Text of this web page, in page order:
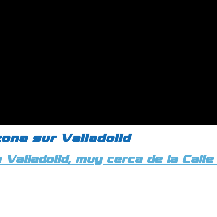
sur Valladolid
muy cerca de la